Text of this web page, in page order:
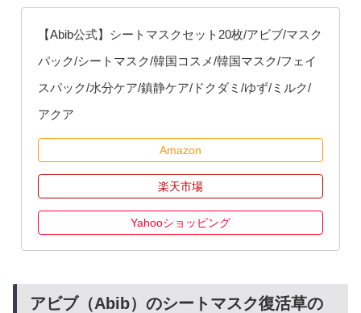
【Abib公式】シートマスクセット20枚/アビブ/マスク
パック/シートマスク/韓国コスメ/韓国マスク/フェイ
スパック/水分ケア/鎮静ケア/ドクダミ/ゆず/ミルク/
アクア
Amazon
楽天市場
Yahooショッピング
アビブ（Abib）のシートマスク復活草の